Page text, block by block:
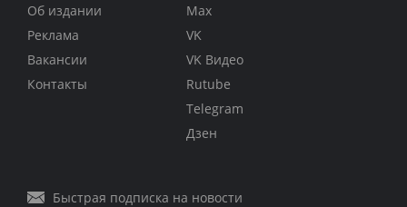
Об издании
Реклама
Вакансии
Контакты
Max
VK
VK Видео
Rutube
Telegram
Дзен
Быстрая подписка на новости